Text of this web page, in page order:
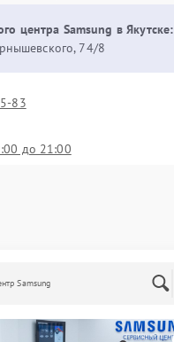
центра Samsung в Якутске:
74/8
83
до 21:00
Samsung